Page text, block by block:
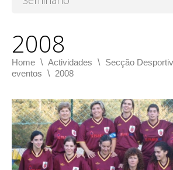
2008
Home \ Actividades \ Secção
eventos \ 2008